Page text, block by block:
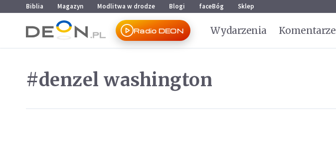
Przejdź do menu głównego
Przejdź do treści
Biblia Magazyn Modlitwa w drodze Blogi faceBóg Sklep
Radio DEON Wydarzenia Komentarze
#denzel washington